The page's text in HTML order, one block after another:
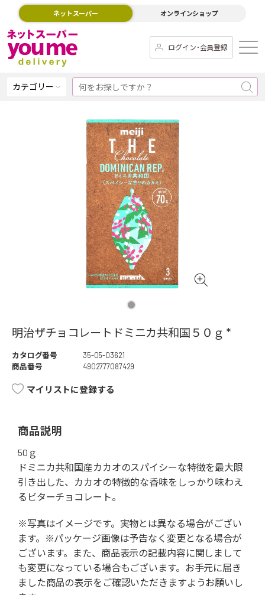
ネットスーパー オンラインショップ
ログイン･会員登録
カテゴリー
明治ザチョコレートドミニカ共和国５０ｇ *
カタログ番号
35-05-03621
商品番号
4902777087429
マイリストに登録する
商品説明
50ｇ
ドミニカ共和国産カカオのスパイシーな特徴を最大限
引き出した、カカオの特徴的な香味をしっかり味わえ
るビターチョコレート。
※写真はイメージです。実物とは異なる場合がござい
ます。※パッケージ画像は予告なく変更となる場合が
ございます。また、商品表示の記載内容に関しまして
も変更になっている場合もございます。お手元に届き
ました商品の表示をご確認いただきますようお願いし